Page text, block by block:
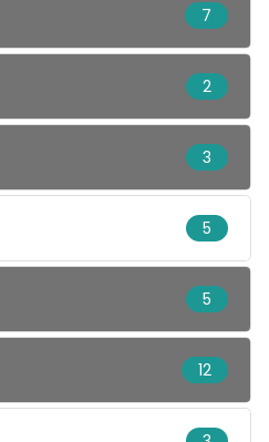
7
2
3
5
5
12